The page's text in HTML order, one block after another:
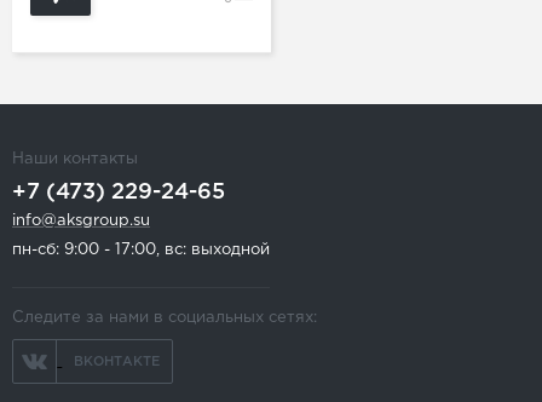
Наши контакты
+7 (473) 229-24-65
info@aksgroup.su
пн-сб: 9:00 - 17:00, вс: выходной
Следите за нами в социальных сетях:
ВКОНТАКТЕ